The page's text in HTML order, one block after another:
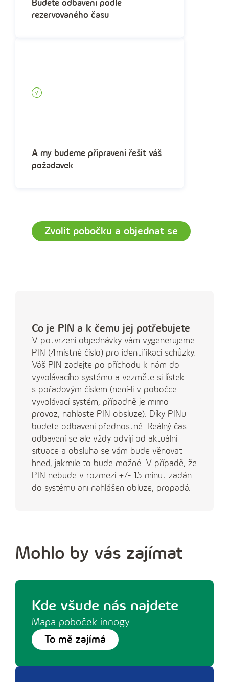
Budete odbaveni podle
rezervovaného času
A my budeme připraveni řešit váš
požadavek
Zvolit pobočku a objednat se
Co je PIN a k čemu jej potřebujete
V potvrzení objednávky vám vygenerujeme
PIN (4místné číslo) pro identifikaci schůzky.
Váš PIN zadejte po příchodu k nám do
vyvolávacího systému a vezměte si lístek
s pořadovým číslem (není-li v pobočce
vyvolávací systém, případně je mimo
provoz, nahlaste PIN obsluze). Díky PINu
budete odbaveni přednostně. Reálný čas
odbavení se ale vždy odvíjí od aktuální
situace a obsluha se vám bude věnovat
hned, jakmile to bude možné. V případě, že
PIN nebude v rozmezí +/- 15 minut zadán
do systému ani nahlášen obluze, propadá.
Mohlo by vás zajímat
Kde všude nás najdete
Mapa poboček innogy
To mě zajímá